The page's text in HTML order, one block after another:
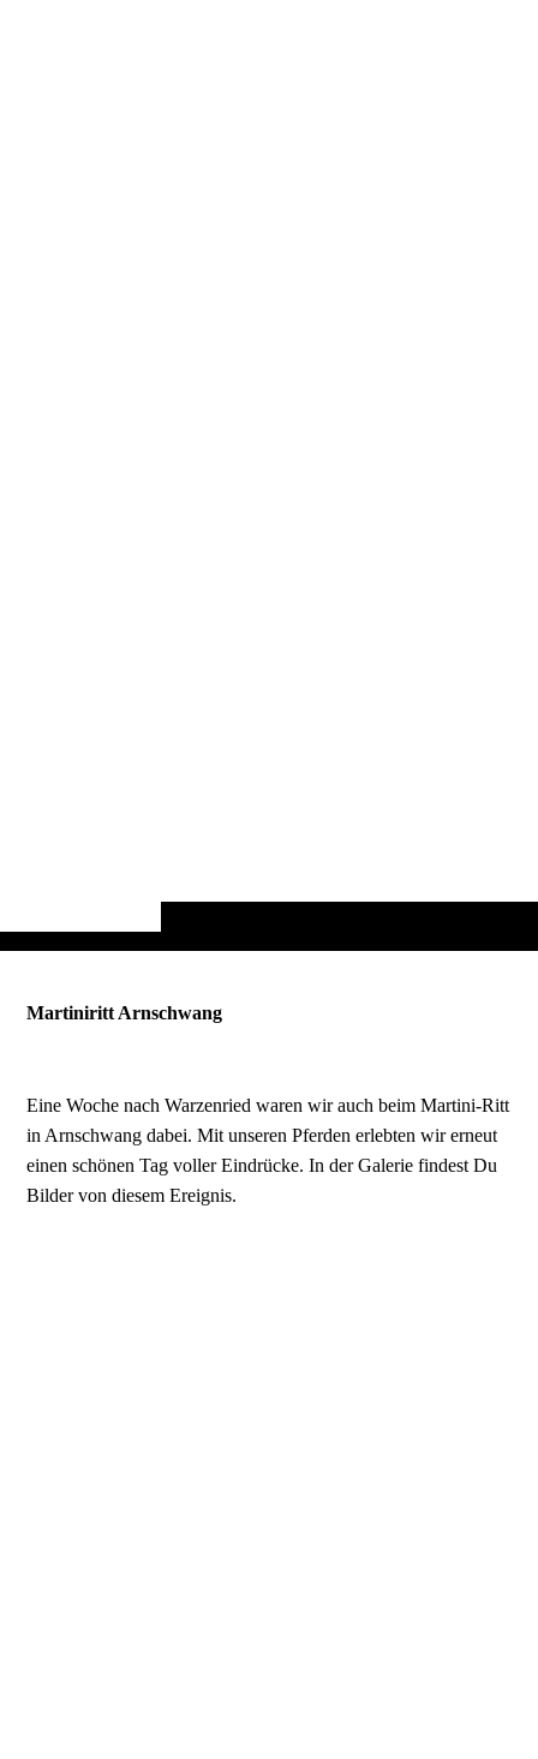
Martiniritt Arnschwang
Eine Woche nach Warzenried waren wir auch beim Martini-Ritt
in Arnschwang dabei. Mit unseren Pferden erlebten wir erneut
einen schönen Tag voller Eindrücke. In der Galerie findest Du
Bilder von diesem Ereignis.